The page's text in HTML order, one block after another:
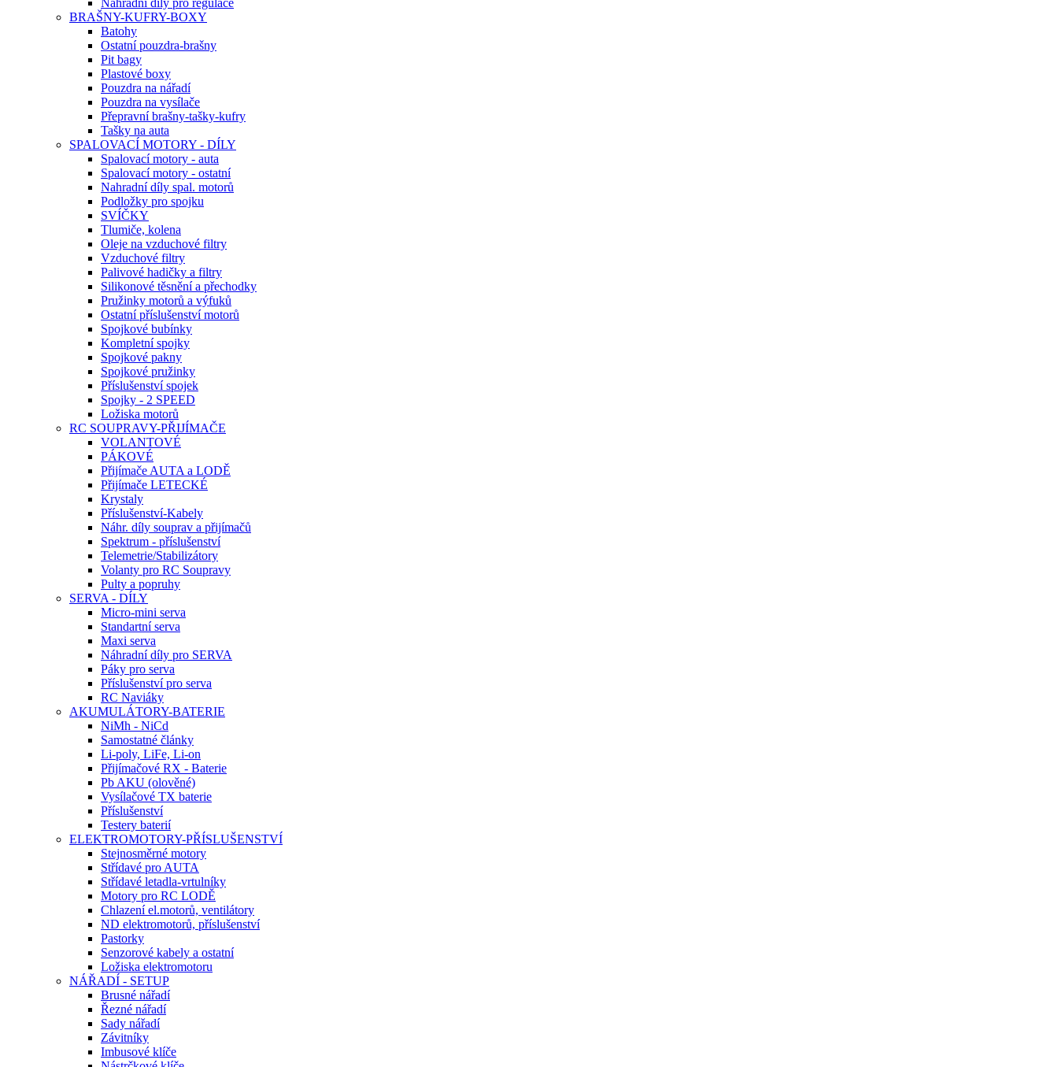
Náhradní díly pro regulace
BRAŠNY-KUFRY-BOXY
Batohy
Ostatní pouzdra-brašny
Pit bagy
Plastové boxy
Pouzdra na nářadí
Pouzdra na vysílače
Přepravní brašny-tašky-kufry
Tašky na auta
SPALOVACÍ MOTORY - DÍLY
Spalovací motory - auta
Spalovací motory - ostatní
Nahradní díly spal. motorů
Podložky pro spojku
SVÍČKY
Tlumiče, kolena
Oleje na vzduchové filtry
Vzduchové filtry
Palivové hadičky a filtry
Silikonové těsnění a přechodky
Pružinky motorů a výfuků
Ostatní příslušenství motorů
Spojkové bubínky
Kompletní spojky
Spojkové pakny
Spojkové pružinky
Příslušenství spojek
Spojky - 2 SPEED
Ložiska motorů
RC SOUPRAVY-PŘIJÍMAČE
VOLANTOVÉ
PÁKOVÉ
Přijímače AUTA a LODĚ
Přijímače LETECKÉ
Krystaly
Příslušenství-Kabely
Náhr. díly souprav a přijímačů
Spektrum - příslušenství
Telemetrie/Stabilizátory
Volanty pro RC Soupravy
Pulty a popruhy
SERVA - DÍLY
Micro-mini serva
Standartní serva
Maxi serva
Náhradní díly pro SERVA
Páky pro serva
Příslušenství pro serva
RC Naviáky
AKUMULÁTORY-BATERIE
NiMh - NiCd
Samostatné články
Li-poly, LiFe, Li-on
Přijímačové RX - Baterie
Pb AKU (olověné)
Vysílačové TX baterie
Příslušenství
Testery baterií
ELEKTROMOTORY-PŘÍSLUŠENSTVÍ
Stejnosměrné motory
Střídavé pro AUTA
Střídavé letadla-vrtulníky
Motory pro RC LODĚ
Chlazení el.motorů, ventilátory
ND elektromotorů, příslušenství
Pastorky
Senzorové kabely a ostatní
Ložiska elektromotoru
NÁŘADÍ - SETUP
Brusné nářadí
Řezné nářadí
Sady nářadí
Závitníky
Imbusové klíče